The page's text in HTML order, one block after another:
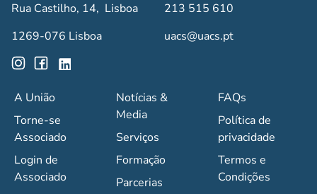
Rua Castilho, 14, Lisboa
1269-076 Lisboa
213 515 610
uacs@uacs.pt
A União
Torne-se
Associado
Login de
Associado
Notícias &
Media
Serviços
Formação
Parcerias
FAQs
Política de
privacidade
Termos e
Condições